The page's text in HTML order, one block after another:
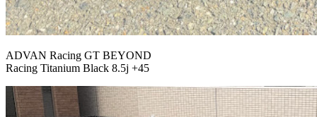
ADVAN Racing GT BEYOND
Racing Titanium Black 8.5j +45